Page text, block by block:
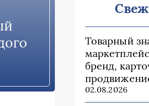
Товарный
бренд,
02.08.2026